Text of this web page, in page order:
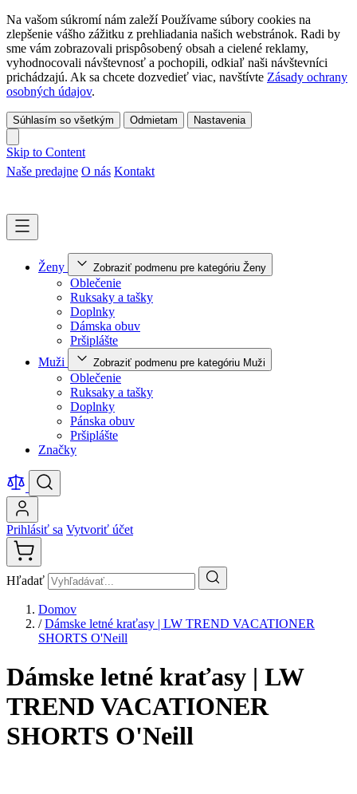
Na vašom súkromí nám zaleží Používame súbory cookies na
zlepšenie vášho zážitku z prehliadania našich webstránok. Radi by
sme vám zobrazovali prispôsobený obsah a cielené reklamy,
vyhodnocovali návštevnosť a pochopili, odkiaľ naši návštevníci
prichádzajú. Ak sa chcete dozvedieť viac, navštívte Zásady ochrany
osobných údajov.
Súhlasím so všetkým Odmietam Nastavenia
Skip to Content
Naše predajne O nás Kontakt
Ženy Zobraziť podmenu pre kategóriu Ženy
Oblečenie
Ruksaky a tašky
Doplnky
Dámska obuv
Pršiplášte
Muži
Zobraziť podmenu pre kategóriu Muži
Oblečenie
Ruksaky a tašky
Doplnky
Pánska obuv
Pršiplášte
Značky
Prihlásiť sa Vytvoriť účet
Hľadať
Domov
/ Dámske letné kraťasy | LW TREND VACATIONER
SHORTS O'Neill
Dámske letné kraťasy | LW
TREND VACATIONER
SHORTS O'Neill